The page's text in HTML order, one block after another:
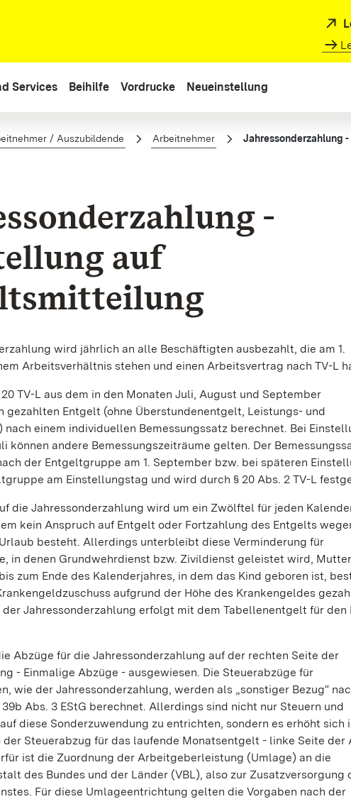
Services Beihilfe Vordrucke Neueinstellung
/ Auszubildende Arbeitnehmer
-
auf
wird jährlich an alle Beschäftigten ausbezahlt, die am 1.
Arbeitsverhältnis stehen und einen Arbeitsvertrag nach TV-L
TV-L aus dem in den Monaten Juli, August und September
gezahlten Entgelt (ohne Überstundenentgelt, Leistungs- und
nach einem individuellen Bemessungssatz berechnet. Bei
können andere Bemessungszeiträume gelten. Der
der Entgeltgruppe am 1. September bzw. bei späteren
am Einstellungstag und wird durch § 20 Abs. 2 TV-L
die Jahressonderzahlung wird um ein Zwölftel für jeden
kein Anspruch auf Entgelt oder Fortzahlung des Entgelts
besteht. Allerdings unterbleibt diese Verminderung für
in denen Grundwehrdienst bzw. Zivildienst geleistet wird,
zum Ende des Kalenderjahres, in dem das Kind geboren ist,
aufgrund der Höhe des Krankengeldes
der Jahressonderzahlung erfolgt mit dem Tabellenentgelt für den
Abzüge für die Jahressonderzahlung auf der rechten Seite der
- Einmalige Abzüge - ausgewiesen. Die Steuerabzüge für
wie der Jahressonderzahlung, werden als „sonstiger Bezug“
39b Abs. 3 EStG berechnet. Allerdings sind nicht nur Steuern und
diese Sonderzuwendung zu entrichten, sondern es erhöht sich
der Steuerabzug für das laufende Monatsentgelt - linke Seite der
ist die Zuordnung der Arbeitgeberleistung (Umlage) an die
des Bundes und der Länder (VBL), also zur Zusatzversorgung
Für diese Umlageentrichtung gelten die Vorgaben nach der